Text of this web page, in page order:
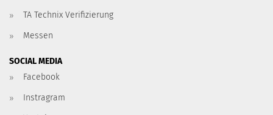
TA Technix Verifizierung
Messen
SOCIAL MEDIA
Facebook
Instragram